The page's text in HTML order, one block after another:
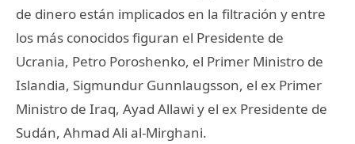
de dinero están implicados en la filtración y entre
los más conocidos figuran el Presidente de
Ucrania, Petro Poroshenko, el Primer Ministro de
Islandia, Sigmundur Gunnlaugsson, el ex Primer
Ministro de Iraq, Ayad Allawi y el ex Presidente de
Sudán, Ahmad Ali al-Mirghani.